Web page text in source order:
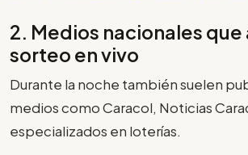
2. Medios nacionales
sorteo en vivo
Durante la noche también suelen
medios como Caracol, Noticias
especializados en loterías.